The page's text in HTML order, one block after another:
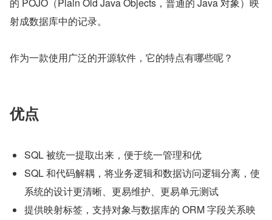
射成数据库中的记录。
作为一款使用广泛的开源软件，它的特点有哪些呢？
优点
SQL 被统一提取出来，便于统一管理和优
SQL 和代码解耦，将业务逻辑和数据访问逻辑分离，使
系统的设计更清晰、更易维护、更易单元测试
提供映射标签，支持对象与数据库的 ORM 字段关系映